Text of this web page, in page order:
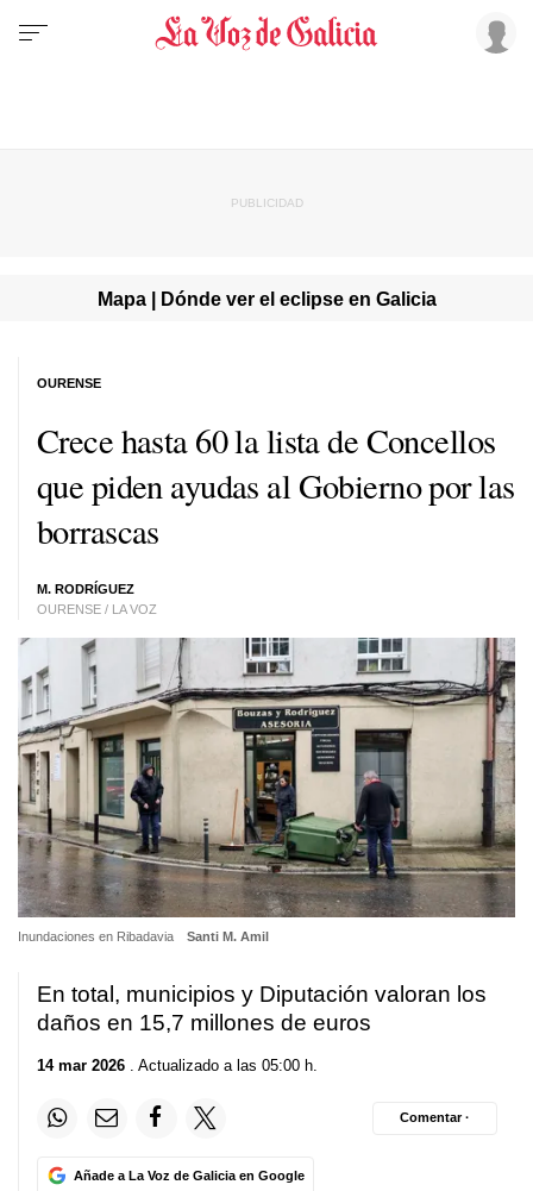
Mapa | Dónde ver el eclipse en Galicia
Crece hasta 60 la lista de Concellos
que piden ayudas al Gobierno por las
borrascas
M. RODRÍGUEZ
OURENSE / LA VOZ
OURENSE
Inundaciones en Ribadavia Santi M. Amil
En total, municipios y Diputación valoran los
daños en 15,7 millones de euros
14 mar 2026 . Actualizado a las 05:00 h.
Añade a La Voz de Galicia en Google
Comentar ·